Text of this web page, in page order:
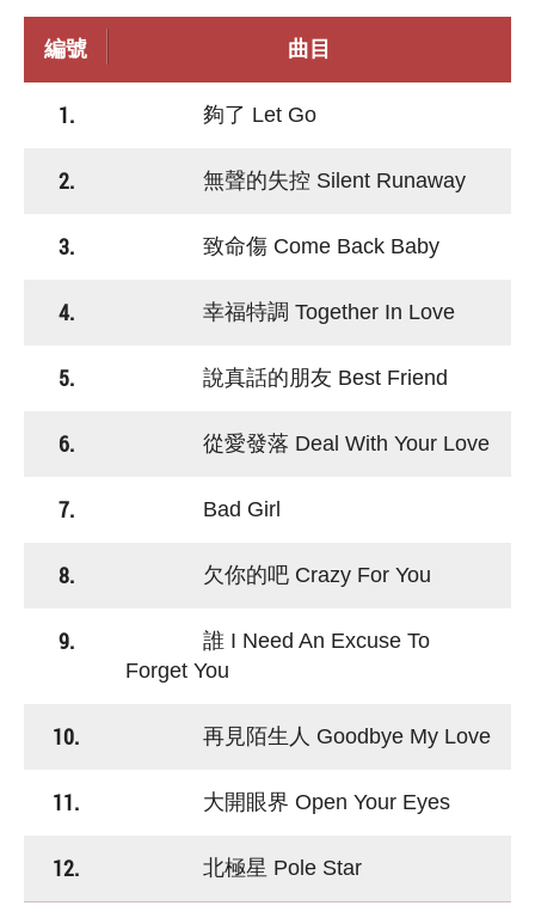
編號 曲目
1. 夠了 Let Go
2. 無聲的失控 Silent Runaway
3. 致命傷 Come Back Baby
4. 幸福特調 Together In Love
5. 說真話的朋友 Best Friend
6. 從愛發落 Deal With Your Love
7. Bad Girl
8. 欠你的吧 Crazy For You
9.
誰 I Need An Excuse To
Forget You
10. 再見陌生人 Goodbye My Love
11. 大開眼界 Open Your Eyes
12. 北極星 Pole Star